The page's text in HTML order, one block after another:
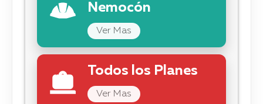
Nemocón
Ver Mas
Todos los Planes
Ver Mas